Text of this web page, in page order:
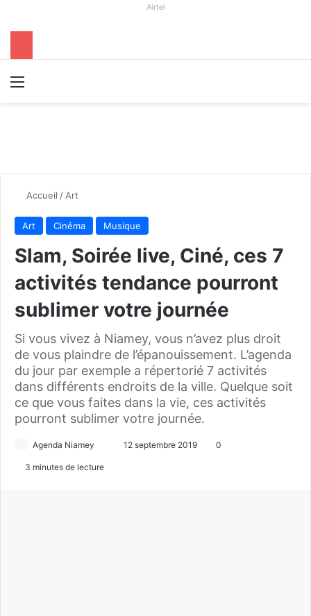
Airtel
Accueil /Art
Art Cinéma Musique
Slam, Soirée live, Ciné, ces 7
activités tendance pourront
sublimer votre journée
Si vous vivez à Niamey, vous n’avez plus droit
de vous plaindre de l’épanouissement. L’agenda
du jour par exemple a répertorié 7 activités
dans différents endroits de la ville. Quelque soit
ce que vous faites dans la vie, ces activités
pourront sublimer votre journée.
Agenda Niamey 12 septembre 2019 0
3 minutes de lecture